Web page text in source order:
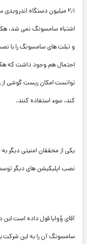
۲٫۱ میلیون دستگاه
اشتباه سامسونگ نمی شد،
و تبلت های سامسونگ را با
احتمال هم وجود داشت که
توانست امکان ریست گوشی از
کند، سوء استفاده کنند.
یکی از محققان امنیتی دیگر
نصب اپلیکیشن های دیگر
آقای وُوایا قول داده است این
سامسونگ آن را به این شرکت